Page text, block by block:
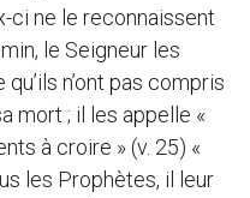
ci ne le reconnaissent
le Seigneur les
n’ont pas compris
mort ; il les appelle «
à croire » (v. 25) «
les Prophètes, il leur